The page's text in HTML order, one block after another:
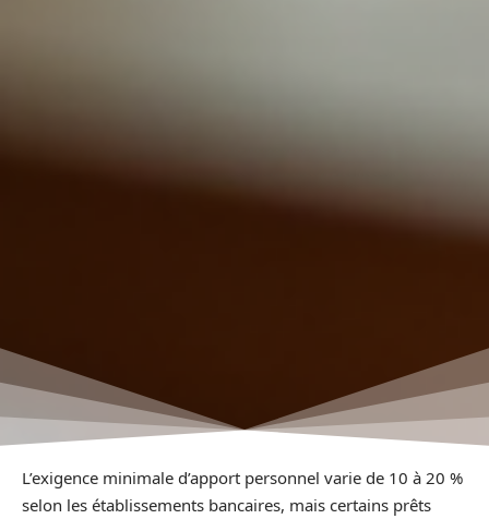
L’exigence minimale d’apport personnel varie de 10 à 20 %
selon les établissements bancaires, mais certains prêts